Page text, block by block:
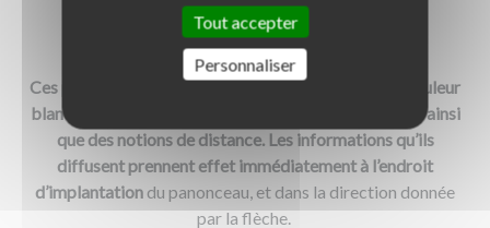
Panonceaux de position et de direction
Ces panonceaux sont de forme rectangulaire et de couleur
blanche. Ils représentent des pictogrammes (flèches) ainsi
que des notions de distance. Les informations qu’ils
diffusent prennent effet immédiatement à l’endroit
d’implantation du panonceau, et dans la direction donnée
par la flèche.
Tout accepter
Personnaliser